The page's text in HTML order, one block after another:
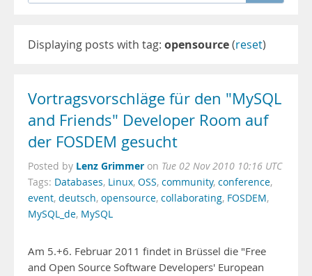
Displaying posts with tag: opensource(reset)
Vortragsvorschläge für den "MySQL
and Friends" Developer Room auf
der FOSDEM gesucht
Posted by Lenz Grimmer on Tue 02 Nov 2010 10:16 UTC
Tags: Databases, Linux, OSS, community, conference,
event, deutsch, opensource, collaborating, FOSDEM,
MySQL_de, MySQL
Am 5.+6. Februar 2011 findet in Brüssel die "Free
and Open Source Software Developers' European